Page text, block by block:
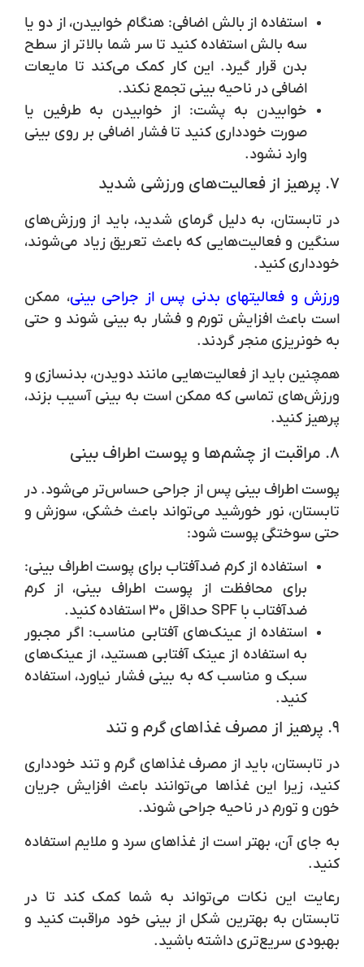
استفاده از بالش اضافی: هنگام خوابیدن، از دو یا
سه بالش استفاده کنید تا سر شما بالاتر از سطح
بدن قرار گیرد. این کار کمک می‌کند تا مایعات
اضافی در ناحیه بینی تجمع نکند.
خوابیدن به پشت: از خوابیدن به طرفین یا
صورت خودداری کنید تا فشار اضافی بر روی بینی
وارد نشود.
۷. پرهیز از فعالیت‌های ورزشی شدید
در تابستان، به دلیل گرمای شدید، باید از ورزش‌های
سنگین و فعالیت‌هایی که باعث تعریق زیاد می‌شوند،
خودداری کنید.
ورزش و فعالیتهای بدنی پس از جراحی بینی، ممکن
است باعث افزایش تورم و فشار به بینی شوند و حتی
به خونریزی منجر گردند.
همچنین باید از فعالیت‌هایی مانند دویدن، بدنسازی و
ورزش‌های تماسی که ممکن است به بینی آسیب بزند،
پرهیز کنید.
۸. مراقبت از چشم‌ها و پوست اطراف بینی
پوست اطراف بینی پس از جراحی حساس‌تر می‌شود. در
تابستان، نور خورشید می‌تواند باعث خشکی، سوزش و
حتی سوختگی پوست شود:
استفاده از کرم ضدآفتاب برای پوست اطراف بینی:
برای محافظت از پوست اطراف بینی، از کرم
ضدآفتاب با SPF حداقل ۳۰ استفاده کنید.
استفاده از عینک‌های آفتابی مناسب: اگر مجبور
به استفاده از عینک آفتابی هستید، از عینک‌های
سبک و مناسب که به بینی فشار نیاورد، استفاده
کنید.
۹. پرهیز از مصرف غذاهای گرم و تند
در تابستان، باید از مصرف غذاهای گرم و تند خودداری
کنید، زیرا این غذاها می‌توانند باعث افزایش جریان
خون و تورم در ناحیه جراحی شوند.
به جای آن، بهتر است از غذاهای سرد و ملایم استفاده
کنید.
رعایت این نکات می‌تواند به شما کمک کند تا در
تابستان به بهترین شکل از بینی خود مراقبت کنید و
بهبودی سریع‌تری داشته باشید.